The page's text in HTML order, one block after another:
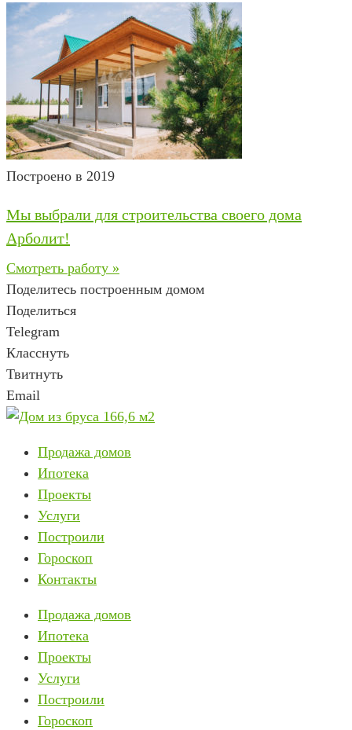
Построено в 2019
Мы выбрали для строительства своего дома
Арболит!
Смотреть работу »
Поделитесь построенным домом
Поделиться
Telegram
Класснуть
Твитнуть
Email
Продажа домов
Ипотека
Проекты
Услуги
Построили
Гороскоп
Контакты
Продажа домов
Ипотека
Проекты
Услуги
Построили
Гороскоп